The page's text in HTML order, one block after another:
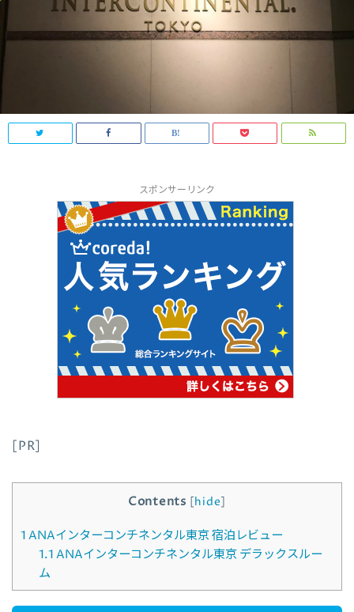
スポンサーリンク
[PR]
Contents [hide]
1ANAインターコンチネンタル東京 宿泊レビュー
1.1ANAインターコンチネンタル東京 デラックスルー
ム